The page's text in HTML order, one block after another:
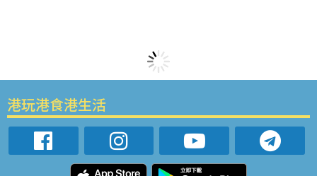
港玩港食港生活